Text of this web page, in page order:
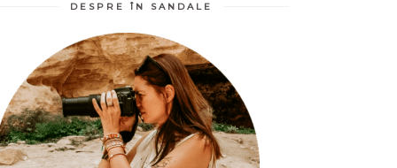
DESPRE ÎN SANDALE